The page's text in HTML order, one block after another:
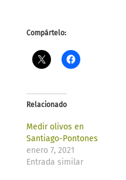
Compártelo:
Relacionado
Medir olivos en
Santiago-Pontones​
enero 7, 2021
Entrada similar